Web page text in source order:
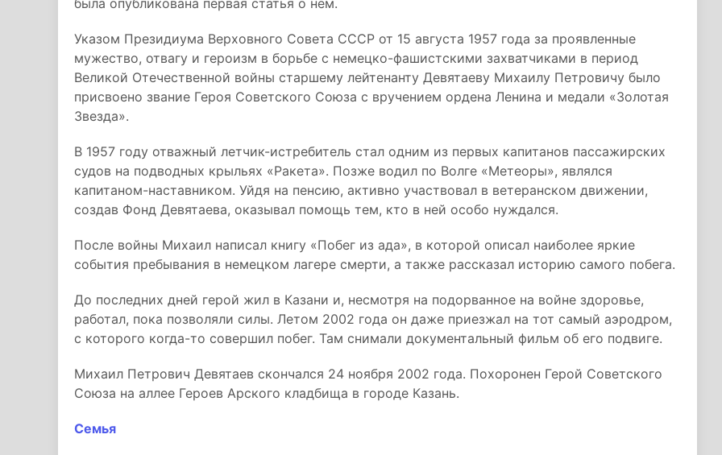
была опубликована первая статья о нем.
Указом Президиума Верховного Совета СССР от 15 августа 1957 года за проявленные
мужество, отвагу и героизм в борьбе с немецко-фашистскими захватчиками в период
Великой Отечественной войны старшему лейтенанту Девятаеву Михаилу Петровичу было
присвоено звание Героя Советского Союза с вручением ордена Ленина и медали «Золотая
Звезда».
В 1957 году отважный летчик-истребитель стал одним из первых капитанов пассажирских
судов на подводных крыльях «Ракета». Позже водил по Волге «Метеоры», являлся
капитаном-наставником. Уйдя на пенсию, активно участвовал в ветеранском движении,
создав Фонд Девятаева, оказывал помощь тем, кто в ней особо нуждался.
После войны Михаил написал книгу «Побег из ада», в которой описал наиболее яркие
события пребывания в немецком лагере смерти, а также рассказал историю самого побега.
До последних дней герой жил в Казани и, несмотря на подорванное на войне здоровье,
работал, пока позволяли силы. Летом 2002 года он даже приезжал на тот самый аэродром,
с которого когда-то совершил побег. Там снимали документальный фильм об его подвиге.
Михаил Петрович Девятаев скончался 24 ноября 2002 года. Похоронен Герой Советского
Союза на аллее Героев Арского кладбища в городе Казань.
Семья